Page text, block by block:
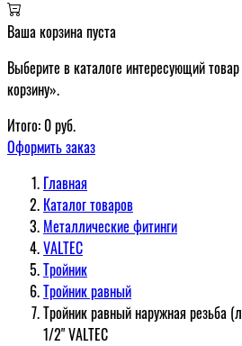
Ваша корзина пуста
Выберите в каталоге интересующий
корзину».
Итого: 0руб.
Оформить заказ
Главная
Каталог товаров
Металлические фитинги
VALTEC
Тройник
Тройник равный
Тройник равный наружная резьба
1/2" VALTEC